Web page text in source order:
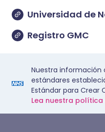
Universidad de
Registro GMC
Nuestra información
estándares
Estándar para Crear
Lea nuestra